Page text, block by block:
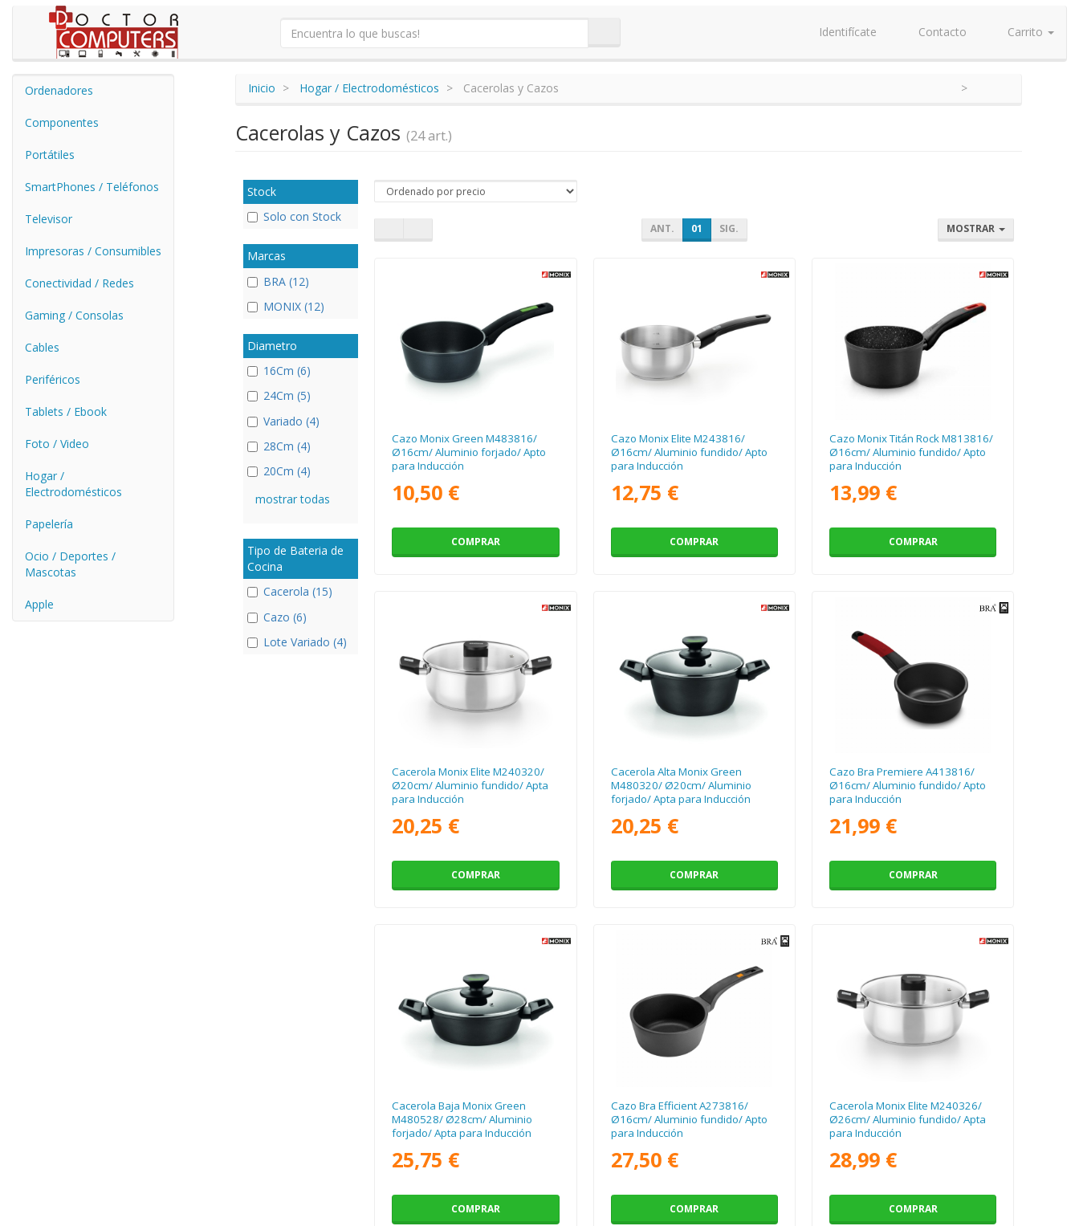
Identifícate Contacto Carrito
Ordenadores
Componentes
Portátiles
SmartPhones / Teléfonos
Televisor
Impresoras / Consumibles
Conectividad / Redes
Gaming / Consolas
Cables
Periféricos
Tablets / Ebook
Foto / Video
Hogar /
Electrodomésticos
Papelería
Ocio / Deportes /
Mascotas
Apple
Inicio Hogar / Electrodomésticos Cacerolas y Cazos
Cacerolas y Cazos (24 art.)
Stock
Solo con Stock
Marcas
BRA (12)
MONIX (12)
Diametro
16Cm (6)
24Cm (5)
Variado (4)
28Cm (4)
20Cm (4)
mostrar todas
Tipo de Bateria de
Cocina
Cacerola (15)
Cazo (6)
Lote Variado (4)
ANT. 01 SIG. MOSTRAR
Cazo Monix Green M483816/
Ø16cm/ Aluminio forjado/ Apto
para Inducción
10,50 €
COMPRAR
Cazo Monix Elite M243816/
Ø16cm/ Aluminio fundido/ Apto
para Inducción
12,75 €
COMPRAR
Cazo Monix Titán Rock M813816/
Ø16cm/ Aluminio fundido/ Apto
para Inducción
13,99 €
COMPRAR
Cacerola Monix Elite M240320/
Ø20cm/ Aluminio fundido/ Apta
para Inducción
20,25 €
COMPRAR
Cacerola Alta Monix Green
M480320/ Ø20cm/ Aluminio
forjado/ Apta para Inducción
20,25 €
COMPRAR
Cazo Bra Premiere A413816/
Ø16cm/ Aluminio fundido/ Apto
para Inducción
21,99 €
COMPRAR
Cacerola Baja Monix Green
M480528/ Ø28cm/ Aluminio
forjado/ Apta para Inducción
25,75 €
COMPRAR
Cazo Bra Efficient A273816/
Ø16cm/ Aluminio fundido/ Apto
para Inducción
27,50 €
COMPRAR
Cacerola Monix Elite M240326/
Ø26cm/ Aluminio fundido/ Apta
para Inducción
28,99 €
COMPRAR